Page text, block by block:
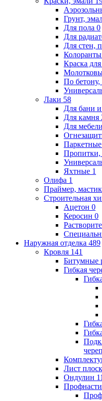
Грунт,
Для пола 0
Для
Для стен,
Колоранты
Краска
По
Лаки 58
Для бани
Для камня
Для мебели
Паркетные
Пропитки,
Яхтные 1
Олифа 1
Праймер,
Строительная
Ацетон 0
Керосин 0
Наружная отделка 489
Кровля 141
Битумные
Гибкая
Лист
Ондулин 11